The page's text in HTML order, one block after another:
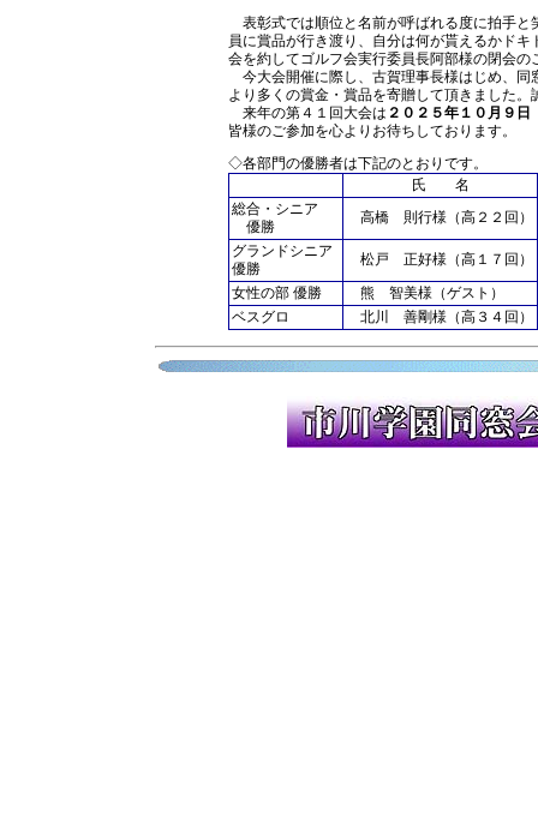
表彰式では順位と名前が呼ばれる度に拍手と
員に賞品が行き渡り、自分は何が貰えるかド
会を約してゴルフ会実行委員長阿部様の閉会の
今大会開催に際し、古賀理事長様はじめ、同
より多くの賞金・賞品を寄贈して頂きました
来年の第４１回大会は ２０２５年１０月９
皆様のご参加を心よりお待ちしております。
◇各部門の優勝者は下記のとおりです。
氏 名
総合・シニア
優勝
高橋 則行様（高２２回）
グランドシニア
優勝
松戸 正好様（高１７回）
女性の部 優勝
熊 智美様（ゲスト）
ベスグロ
北川 善剛様（高３４回）